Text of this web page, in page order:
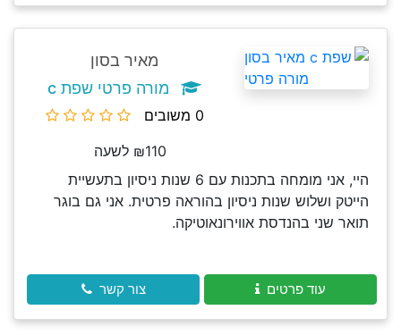
מאיר בסון
מורה פרטי שפת c
0 משובים
₪110 לשעה
היי, אני מומחה בתכנות עם 6 שנות ניסיון בתעשיית
הייטק ושלוש שנות ניסיון בהוראה פרטית. אני גם בוגר
תואר שני בהנדסת אווירונאוטיקה.
עוד פרטים צור קשר